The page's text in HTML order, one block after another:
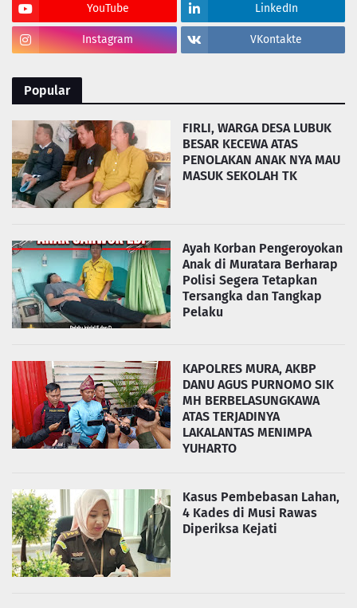
YouTube LinkedIn
Instagram VKontakte
Popular
FIRLI, WARGA DESA LUBUK
BESAR KECEWA ATAS
PENOLAKAN ANAK NYA MAU
MASUK SEKOLAH TK
Ayah Korban Pengeroyokan
Anak di Muratara Berharap
Polisi Segera Tetapkan
Tersangka dan Tangkap
Pelaku
KAPOLRES MURA, AKBP
DANU AGUS PURNOMO SIK
MH BERBELASUNGKAWA
ATAS TERJADINYA
LAKALANTAS MENIMPA
YUHARTO
Kasus Pembebasan Lahan,
4 Kades di Musi Rawas
Diperiksa Kejati